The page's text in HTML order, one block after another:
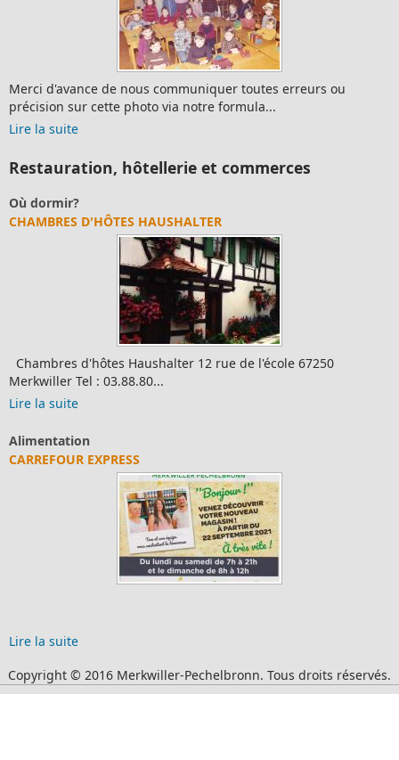
Merci d'avance de nous communiquer toutes erreurs ou
précision sur cette photo via notre formula...
Lire la suite
Restauration, hôtellerie et commerces
Où dormir?
CHAMBRES D'HÔTES HAUSHALTER
Chambres d'hôtes Haushalter 12 rue de l'école 67250
Merkwiller Tel : 03.88.80...
Lire la suite
Alimentation
CARREFOUR EXPRESS
Lire la suite
Copyright © 2016 Merkwiller-Pechelbronn. Tous droits réservés.